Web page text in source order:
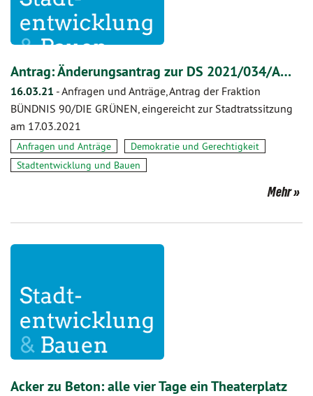
Antrag: Änderungsantrag zur DS 2021/034/A…
16.03.21 -Anfragen und Anträge, Antrag der Fraktion
BÜNDNIS 90/DIE GRÜNEN, eingereicht zur Stadtratssitzung
am 17.03.2021
Anfragen und Anträge
Demokratie und Gerechtigkeit
Stadtentwicklung und Bauen
Mehr
Acker zu Beton: alle vier Tage ein Theaterplatz